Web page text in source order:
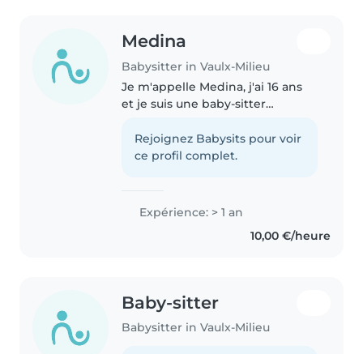
Medina
Babysitter in Vaulx-Milieu
Je m'appelle Medina, j'ai 16 ans
et je suis une baby-sitter
d'expérience en garde d'enfants,
principalement avec les tout-
Rejoignez Babysits pour voir
ce profil complet.
Expérience: > 1 an
10,00 €/heure
Baby-sitter
Babysitter in Vaulx-Milieu